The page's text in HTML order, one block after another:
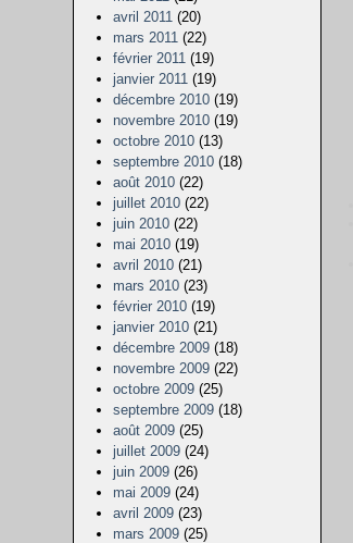
avril 2011 (20)
mars 2011 (22)
février 2011 (19)
janvier 2011 (19)
décembre 2010 (19)
novembre 2010 (19)
octobre 2010 (13)
septembre 2010 (18)
août 2010 (22)
juillet 2010 (22)
juin 2010 (22)
mai 2010 (19)
avril 2010 (21)
mars 2010 (23)
février 2010 (19)
janvier 2010 (21)
décembre 2009 (18)
novembre 2009 (22)
octobre 2009 (25)
septembre 2009 (18)
août 2009 (25)
juillet 2009 (24)
juin 2009 (26)
mai 2009 (24)
avril 2009 (23)
mars 2009 (25)